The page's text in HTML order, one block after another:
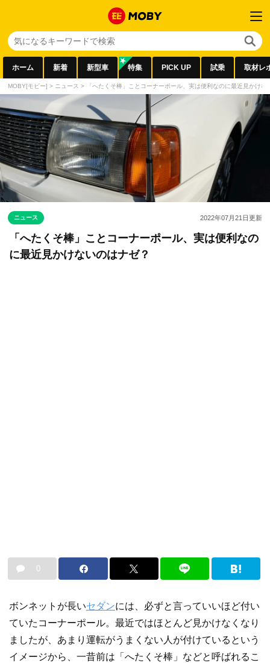
ホーム 新着 新型車 特集 PICK UP 試乗 取材レ
MOBY[モビー] > ニュース > 「へたくそ棒」ことコーナーポール、実は便利なのに最近見かけな
ニュース 2022年07月21日更新
「へたくそ棒」ことコーナーポール、実は便利なの
に最近見かけないのはナゼ？
0
ボンネットが長いセダンには、必ずと言っていいほど付い
ていたコーナーポール。最近ではほとんど見かけなくなり
ましたが、あまり運転がうまくない人が付けているという
イメージから、一昔前は「へたくそ棒」などと呼ばれるこ